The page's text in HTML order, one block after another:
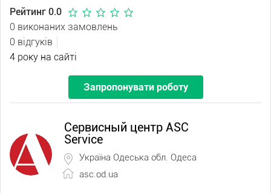
Рейтинг 0.0
0 виконаних замовлень
0 відгуків
4 року на сайті
Запропонувати роботу
Сервисный центр ASC
Service
Україна Одеська обл. Одеса
asc.od.ua